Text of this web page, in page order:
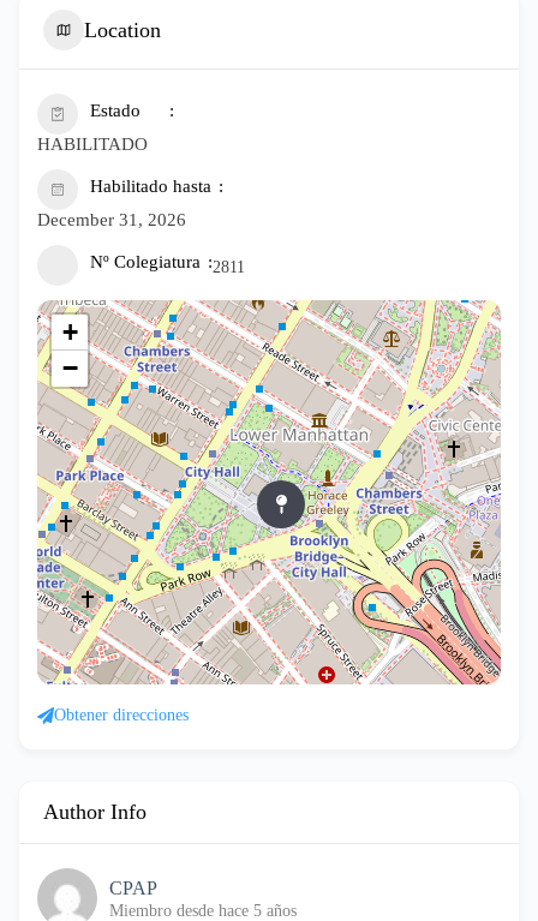
Location
Estado
HABILITADO
Habilitado hasta
December 31, 2026
Nº Colegiatura 2811
+
−
Obtener direcciones
Author Info
CPAP
Miembro desde hace 5 años